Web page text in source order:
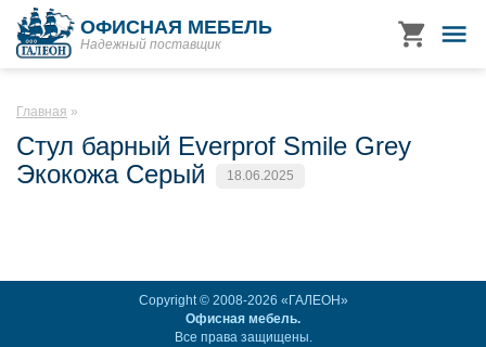
ОФИСНАЯ МЕБЕЛЬ
Надежный поставщик
Главная
Стул барный Everprof Smile Grey
Экокожа Серый
18.06.2025
Copyright © 2008-2026 «ГАЛЕОН»
Офисная мебель.
Все права защищены.